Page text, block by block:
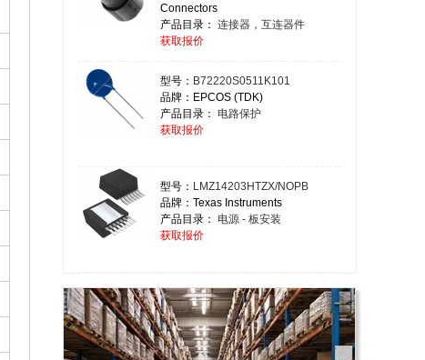
Connectors
产品目录： 连接器，互连器件
获取报价
型号： B72220S0511K101
品牌：EPCOS (TDK)
产品目录： 电路保护
获取报价
型号： LMZ14203HTZX/NOPB
品牌：Texas Instruments
产品目录： 电源 - 板安装
获取报价